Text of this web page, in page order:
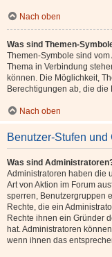
Nach oben
Was sind Themen-
Themen-Symbole sind
Thema in Verbindung
können. Die Möglichkeit,
Berechtigungen ab, die
Nach oben
Benutzer-Stufen und
Was sind
Administratoren haben die
Art von Aktion im Forum
sperren, Benutzergruppen
Rechte, die ein
Rechte ihnen ein Gründer
hat. Administratoren
wenn ihnen das